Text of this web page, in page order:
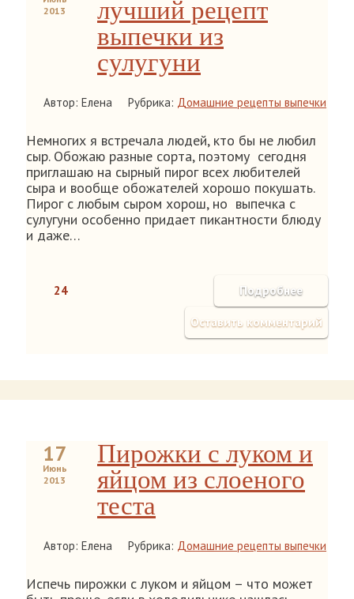
2013
лучший рецепт
выпечки из
сулугуни
Автор: Елена Рубрика: Домашние рецепты выпечки
Немногих я встречала людей, кто бы не любил
сыр. Обожаю разные сорта, поэтому сегодня
приглашаю на сырный пирог всех любителей
сыра и вообще обожателей хорошо покушать.
Пирог с любым сыром хорош, но выпечка с
сулугуни особенно придает пикантности блюду
и даже…
24 Подробнее
Оставить комментарий
17
Июнь
2013
Пирожки с луком и
яйцом из слоеного
теста
Автор: Елена Рубрика: Домашние рецепты выпечки
Испечь пирожки с луком и яйцом – что может